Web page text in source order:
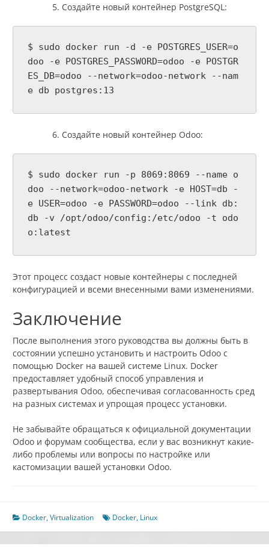
Создайте новый контейнер PostgreSQL:
$ sudo docker run -d -e POSTGRES_USER=o
doo -e POSTGRES_PASSWORD=odoo -e POSTGR
ES_DB=odoo --network=odoo-network --nam
e db postgres:13
Создайте новый контейнер Odoo:
$ sudo docker run -p 8069:8069 --name o
doo --network=odoo-network -e HOST=db -
e USER=odoo -e PASSWORD=odoo --link db:
db -v /opt/odoo/config:/etc/odoo -t odo
o:latest
Этот процесс создаст новые контейнеры с последней
конфигурацией и всеми внесенными вами изменениями.
Заключение
После выполнения этого руководства вы должны быть в
состоянии успешно установить и настроить Odoo с
помощью Docker на вашей системе Linux. Docker
предоставляет удобный способ управления и
развертывания Odoo, обеспечивая согласованность сред
на разных системах и упрощая процесс установки.
Не забывайте обращаться к официальной документации
Odoo и форумам сообщества, если у вас возникнут какие-
либо проблемы или вопросы по настройке или
кастомизации вашей установки Odoo.
Docker,Virtualization Docker, Linux